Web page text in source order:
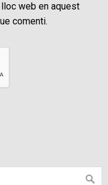
web en aquest
comenti.